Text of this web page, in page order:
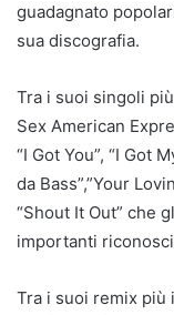
guadagnato
sua discografia.
Tra i suoi singoli
Sex American
“I Got You”, “I Got
da Bass”,”Your
“Shout It Out” che
importanti
Tra i suoi remix più